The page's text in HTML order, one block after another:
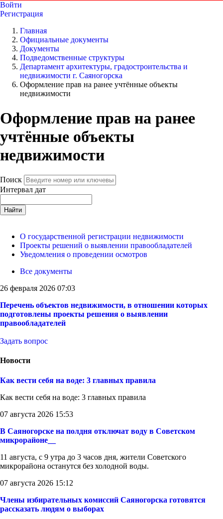
Войти
Регистрация
Главная
Официальные документы
Документы
Подведомственные структуры
Департамент архитектуры, градостроительства и
недвижимости г. Саяногорска
Оформление прав на ранее учтённые объекты
недвижимости
Оформление прав на ранее
учтённые объекты
недвижимости
Поиск
Интервал дат
Найти
О государственной регистрации недвижимости
Проекты решений о выявлении правообладателей
Уведомления о проведении осмотров
Все документы
26 февраля 2026 07:03
Перечень объектов недвижимости, в отношении которых
подготовлены проекты решения о выявлении
правообладателей
Задать вопрос
Новости
Как вести себя на воде: 3 главных правила
Как вести себя на воде: 3 главных правила
07 августа 2026 15:53
В Саяногорске на полдня отключат воду в Советском
микрорайоне__
11 августа, с 9 утра до 3 часов дня, жители Советского
микрорайона останутся без холодной воды.
07 августа 2026 15:12
Члены избирательных комиссий Саяногорска готовятся
рассказать людям о выборах